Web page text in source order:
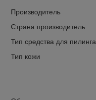
Производитель
Страна производитель
Тип средства для пилинга
Тип кожи